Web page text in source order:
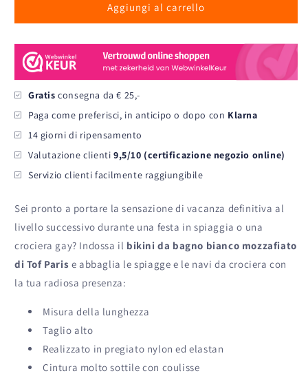
Zwembikini
Wit
Zwembikini
Wit
Aggiungi al carrello
Gratis consegna da € 25,-
Paga come preferisci, in anticipo o dopo con Klarna
14 giorni di ripensamento
Valutazione clienti 9,5/10 (certificazione negozio online)
Servizio clienti facilmente raggiungibile
Sei pronto a portare la sensazione di vacanza definitiva al
livello successivo durante una festa in spiaggia o una
crociera gay? Indossa il bikini da bagno bianco mozzafiato
di Tof Paris e abbaglia le spiagge e le navi da crociera con
la tua radiosa presenza:
Misura della lunghezza
Taglio alto
Realizzato in pregiato nylon ed elastan
Cintura molto sottile con coulisse